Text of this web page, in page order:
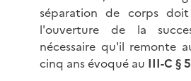
séparation de corps
l'ouverture de la
nécessaire qu'il remonte
cinq ans évoqué au III-C §